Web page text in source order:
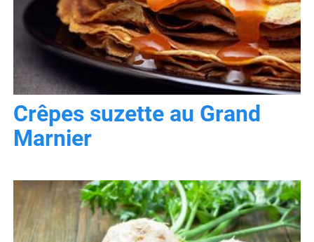
Crêpes suzette au Grand
Marnier